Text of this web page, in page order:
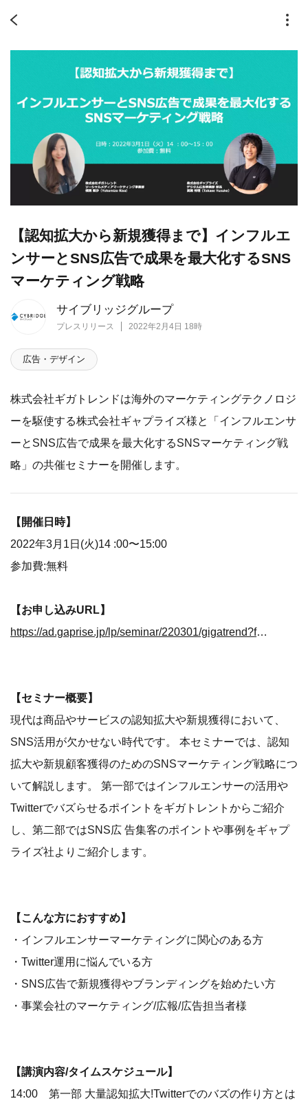
サイブリッジグループ
プレスリリース 2022年2月4日 18時
【認知拡大から新規獲得まで】インフルエ
ンサーとSNS広告で成果を最大化するSNS
マーケティング戦略
広告・デザイン
株式会社ギガトレンドは海外のマーケティングテクノロジ
ーを駆使する株式会社ギャプライズ様と「インフルエンサ
ーとSNS広告で成果を最大化するSNSマーケティング戦
略」の共催セミナーを開催します。
【開催日時】
2022年3月1日(火)14 :00〜15:00
参加費:無料
【お申し込みURL】
https://ad.gaprise.jp/lp/seminar/220301/gigatrend?fbclid=IwAR3GkIFRMSx_1-FPOF91B91IJUTjHqwyAbJw60oSvLwPmux9YKizXrl7xqk
【セミナー概要】
現代は商品やサービスの認知拡大や新規獲得において、
SNS活用が欠かせない時代です。 本セミナーでは、認知
拡大や新規顧客獲得のためのSNSマーケティング戦略につ
いて解説します。 第一部ではインフルエンサーの活用や
Twitterでバズらせるポイントをギガトレントからご紹介
し、第二部ではSNS広 告集客のポイントや事例をギャプ
ライズ社よりご紹介します。
【こんな方におすすめ】
・インフルエンサーマーケティングに関心のある方
・Twitter運用に悩んでいる方
・SNS広告で新規獲得やブランディングを始めたい方
・事業会社のマーケティング/広報/広告担当者様
【講演内容/タイムスケジュール】
14:00 第一部 大量認知拡大!Twitterでのバズの作り方とは